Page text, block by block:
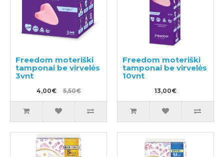
Freedom moteriški
tamponai be virvelės
3vnt
4,00€ 5,50€
Freedom moteriški
tamponai be virvelės
10vnt
13,00€